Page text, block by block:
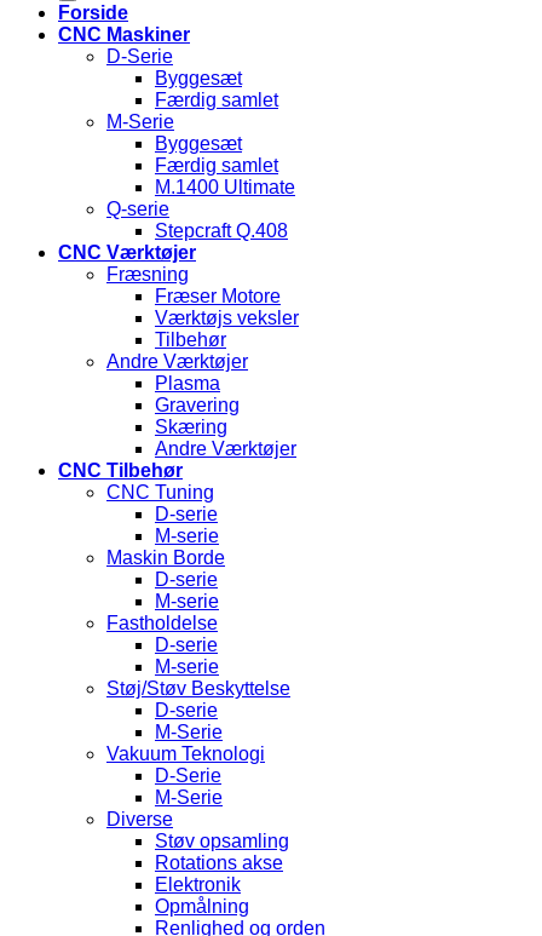
Forside
CNC Maskiner
D-Serie
Byggesæt
Færdig samlet
M-Serie
Byggesæt
Færdig samlet
M.1400 Ultimate
Q-serie
Stepcraft Q.408
CNC Værktøjer
Fræsning
Fræser Motore
Værktøjs veksler
Tilbehør
Andre Værktøjer
Plasma
Gravering
Skæring
Andre Værktøjer
CNC Tilbehør
CNC Tuning
D-serie
M-serie
Maskin Borde
D-serie
M-serie
Fastholdelse
D-serie
M-serie
Støj/Støv Beskyttelse
D-serie
M-Serie
Vakuum Teknologi
D-Serie
M-Serie
Diverse
Støv opsamling
Rotations akse
Elektronik
Opmålning
Renlighed og orden